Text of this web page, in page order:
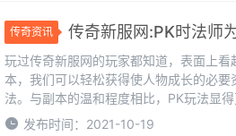
传奇资讯 传奇新服网:PK时法师
玩过传奇新服网的玩家都知道，表面上
本，我们可以轻松获得使人物成长的必
法。与副本的温和程度相比，PK玩法显
发布时间：2021-10-19